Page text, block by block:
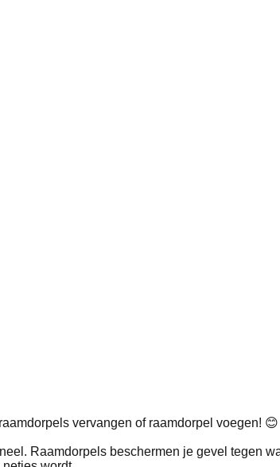
vervangen of raamdorpel voegen! 😊
Raamdorpels beschermen je gevel tegen